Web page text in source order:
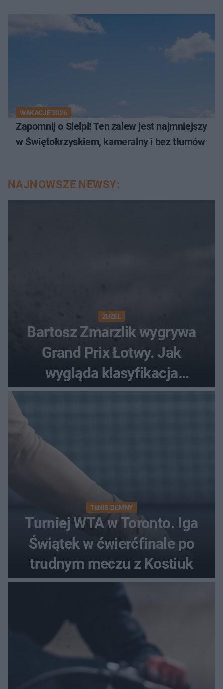
WAKACJE 2026
Zapomnij o Sielpi! Ten zalew jest najmniejszy
w Świętokrzyskiem, kameralny i bez tłumów
NAJNOWSZE NEWSY:
ŻUŻEL
Bartosz Zmarzlik wygrywa
Grand Prix Łotwy. Jak
wygląda klasyfikacja
generalna cyklu?
TENIS ZIEMNY
Turniej WTA w Toronto. Iga
Świątek w ćwierćfinale po
trudnym meczu z Kostiuk